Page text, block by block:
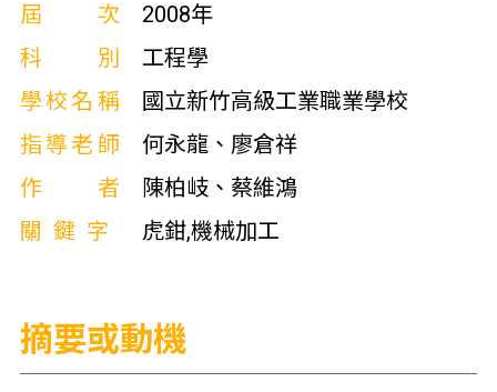
屆次
2008年
科別
工程學
學校名稱
國立新竹高級工業職業學校
指導老師
何永龍、廖倉祥
作者
陳柏岐、蔡維鴻
關鍵字
虎鉗,機械加工
摘要或動機